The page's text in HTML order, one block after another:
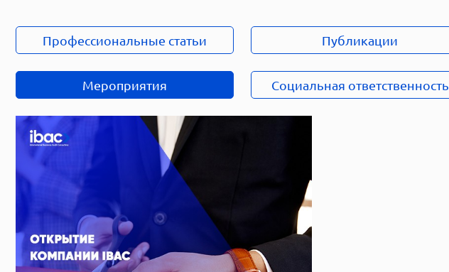
Профессиональные статьи Публикации
Мероприятия Социальная ответственность